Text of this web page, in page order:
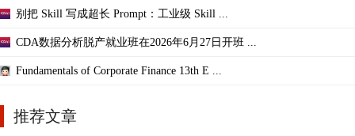
别把 Skill 写成超长 Prompt：工业级 Skill ...
CDA数据分析脱产就业班在2026年6月27日开班 ...
Fundamentals of Corporate Finance 13th E ...
推荐文章